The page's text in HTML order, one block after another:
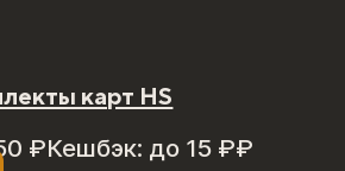
карт HS
₽Кешбэк: до 15 ₽₽